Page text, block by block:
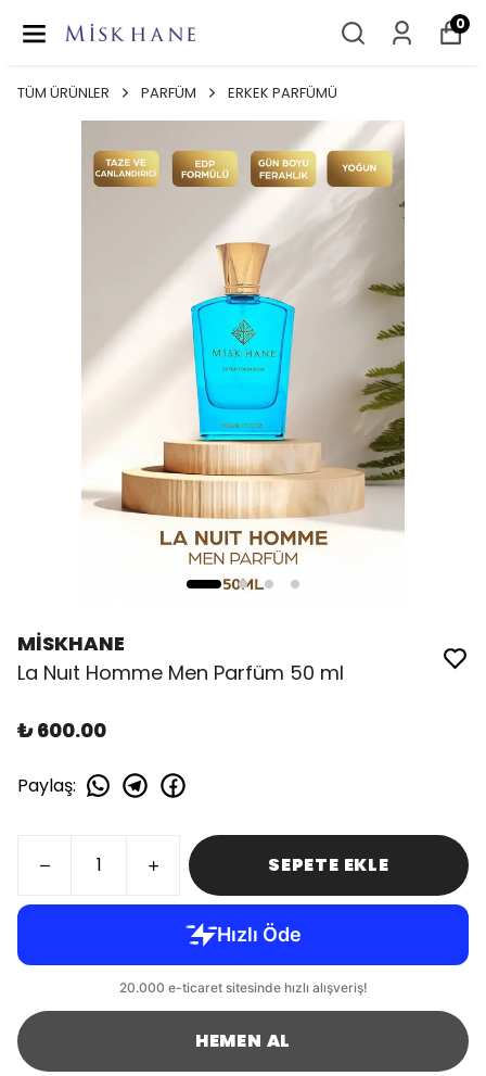
0
TÜM ÜRÜNLER PARFÜM ERKEK PARFÜMÜ
MİSKHANE
La Nuıt Homme Men Parfüm 50 ml
₺ 600.00
Paylaş:
SEPETE EKLE
HEMEN AL